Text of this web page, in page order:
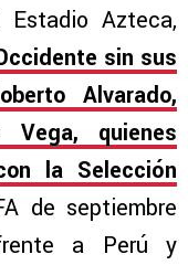
Azteca,
sin sus
Alvarado,
Vega, quienes
la Selección
de septiembre
a Perú y